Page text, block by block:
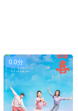
0.0分